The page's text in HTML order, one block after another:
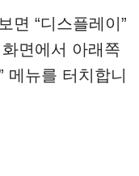
면 “디스플레이”
면에서 아래쪽
메뉴를 터치합니